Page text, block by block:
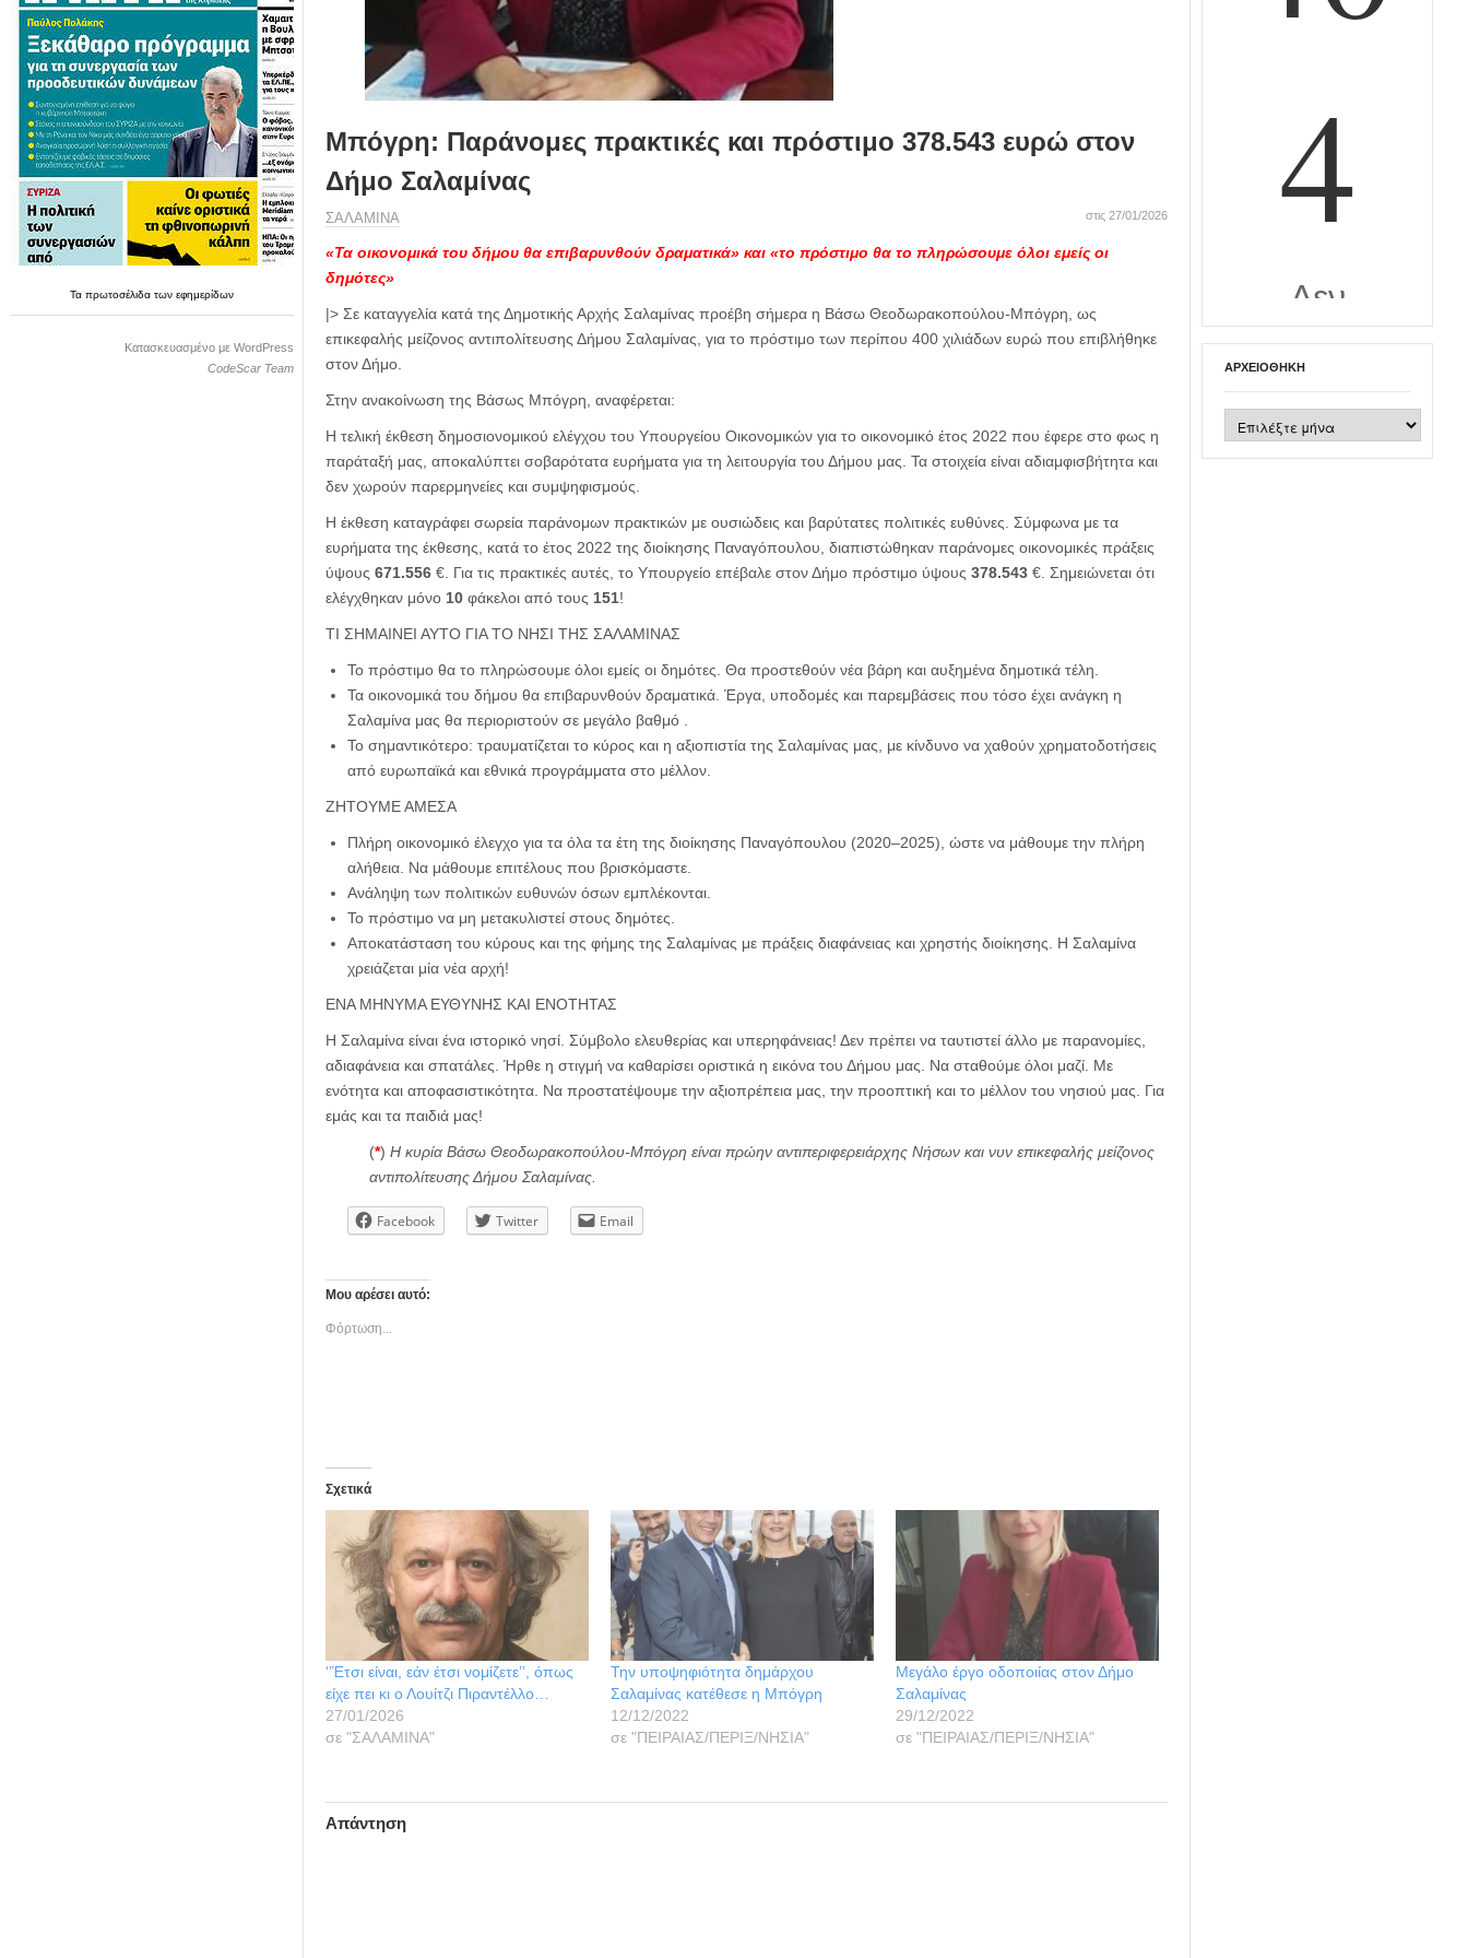
Ταπρωτοσέλιδατωνεφημερίδων
Κατασκευασμένο με WordPress
CodeScar Team
Μπόγρη: Παράνομες πρακτικές και πρόστιμο 378.543 ευρώ στον
Δήμο Σαλαμίνας
ΣΑΛΑΜΙΝΑ στις 27/01/2026
«Τα οικονομικά του δήμου θα επιβαρυνθούν δραματικά» και «το πρόστιμο θα το πληρώσουμε όλοι εμείς οι
δημότες»
|> Σε καταγγελία κατά της Δημοτικής Αρχής Σαλαμίνας προέβη σήμερα η Βάσω Θεοδωρακοπούλου-Μπόγρη, ως
επικεφαλής μείζονος αντιπολίτευσης Δήμου Σαλαμίνας, για το πρόστιμο των περίπου 400 χιλιάδων ευρώ που επιβλήθηκε
στον Δήμο.
Στην ανακοίνωση της Βάσως Μπόγρη, αναφέρεται:
Η τελική έκθεση δημοσιονομικού ελέγχου του Υπουργείου Οικονομικών για το οικονομικό έτος 2022 που έφερε στο φως η
παράταξή μας, αποκαλύπτει σοβαρότατα ευρήματα για τη λειτουργία του Δήμου μας. Τα στοιχεία είναι αδιαμφισβήτητα και
δεν χωρούν παρερμηνείες και συμψηφισμούς.
Η έκθεση καταγράφει σωρεία παράνομων πρακτικών με ουσιώδεις και βαρύτατες πολιτικές ευθύνες. Σύμφωνα με τα
ευρήματα της έκθεσης, κατά το έτος 2022 της διοίκησης Παναγόπουλου, διαπιστώθηκαν παράνομες οικονομικές πράξεις
ύψους 671.556 €. Για τις πρακτικές αυτές, το Υπουργείο επέβαλε στον Δήμο πρόστιμο ύψους 378.543 €. Σημειώνεται ότι
ελέγχθηκαν μόνο 10φάκελοι από τους 151!
ΤΙ ΣΗΜΑΙΝΕΙ ΑΥΤΟ ΓΙΑ ΤΟ ΝΗΣΙ ΤΗΣ ΣΑΛΑΜΙΝΑΣ
Το πρόστιμο θα το πληρώσουμε όλοι εμείς οι δημότες. Θα προστεθούν νέα βάρη και αυξημένα δημοτικά τέλη.
Τα οικονομικά του δήμου θα επιβαρυνθούν δραματικά. Έργα, υποδομές και παρεμβάσεις που τόσο έχει ανάγκη η
Σαλαμίνα μας θα περιοριστούν σε μεγάλο βαθμό .
Το σημαντικότερο: τραυματίζεται το κύρος και η αξιοπιστία της Σαλαμίνας μας, με κίνδυνο να χαθούν χρηματοδοτήσεις
από ευρωπαϊκά και εθνικά προγράμματα στο μέλλον.
ΖΗΤΟΥΜΕ ΑΜΕΣA
Πλήρη οικονομικό έλεγχο για τα όλα τα έτη της διοίκησης Παναγόπουλου (2020–2025), ώστε να μάθουμε την πλήρη
αλήθεια. Να μάθουμε επιτέλους που βρισκόμαστε.
Ανάληψη των πολιτικών ευθυνών όσων εμπλέκονται.
Το πρόστιμο να μη μετακυλιστεί στους δημότες.
Αποκατάσταση του κύρους και της φήμης της Σαλαμίνας με πράξεις διαφάνειας και χρηστής διοίκησης. Η Σαλαμίνα
χρειάζεται μία νέα αρχή!
ΕΝΑ ΜΗΝΥΜΑ ΕΥΘΥΝΗΣ ΚΑΙ ΕΝΟΤΗΤΑΣ
Η Σαλαμίνα είναι ένα ιστορικό νησί. Σύμβολο ελευθερίας και υπερηφάνειας! Δεν πρέπει να ταυτιστεί άλλο με παρανομίες,
αδιαφάνεια και σπατάλες. Ήρθε η στιγμή να καθαρίσει οριστικά η εικόνα του Δήμου μας. Να σταθούμε όλοι μαζί. Με
ενότητα και αποφασιστικότητα. Να προστατέψουμε την αξιοπρέπεια μας, την προοπτική και το μέλλον του νησιού μας. Για
εμάς και τα παιδιά μας!
(*) Η κυρία Βάσω Θεοδωρακοπούλου-Μπόγρη είναι πρώην αντιπεριφερειάρχης Νήσων και νυν επικεφαλής μείζονος
αντιπολίτευσης Δήμου Σαλαμίνας.
Facebook Twitter Email
Μου αρέσει αυτό:
Φόρτωση...
Σχετικά
‘’Έτσι είναι, εάν έτσι νομίζετε’’, όπως
είχε πει κι ο Λουίτζι Πιραντέλλο…
27/01/2026
σε "ΣΑΛΑΜΙΝΑ"
Την υποψηφιότητα δημάρχου
Σαλαμίνας κατέθεσε η Μπόγρη
12/12/2022
σε "ΠΕΙΡΑΙΑΣ/ΠΕΡΙΞ/ΝΗΣΙΑ"
Μεγάλο έργο οδοποιίας στον Δήμο
Σαλαμίνας
29/12/2022
σε "ΠΕΙΡΑΙΑΣ/ΠΕΡΙΞ/ΝΗΣΙΑ"
Απάντηση
ΑΡΧΕΙΟΘΉΚΗ